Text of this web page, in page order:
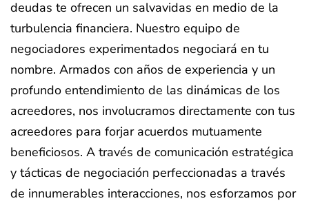
deudas te ofrecen un salvavidas en medio de la
turbulencia financiera. Nuestro equipo de
negociadores experimentados negociará en tu
nombre. Armados con años de experiencia y un
profundo entendimiento de las dinámicas de los
acreedores, nos involucramos directamente con tus
acreedores para forjar acuerdos mutuamente
beneficiosos. A través de comunicación estratégica
y tácticas de negociación perfeccionadas a través
de innumerables interacciones, nos esforzamos por